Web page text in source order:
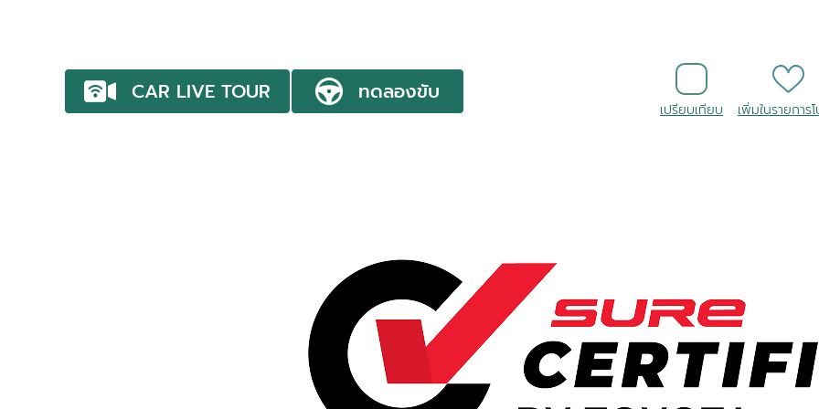
CAR LIVE TOUR ทดลองขับ
เปรียบเทียบ เพิ่มในรายการ